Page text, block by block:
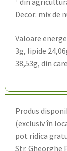
Decor: mix de
Valoare
3g, lipide
38,53g, din
Produs
(exclusiv în
pot ridica
Str. Gheorghe